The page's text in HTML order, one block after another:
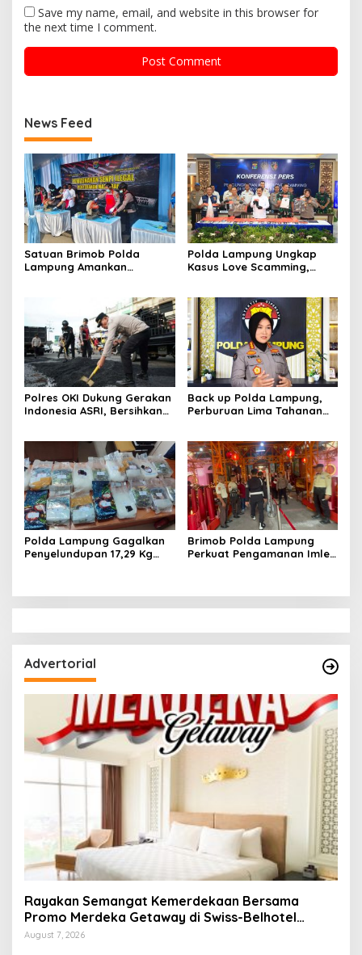
Save my name, email, and website in this browser for
the next time I comment.
News Feed
Satuan Brimob Polda
Lampung Amankan
Amunisi Serahan
Masyarakat
Polda Lampung Ungkap
Kasus Love Scamming,
Polres OKI Dukung Gerakan
Indonesia ASRI, Bersihkan
Back up Polda Lampung,
Perburuan Lima Tahanan
Pelarian Kian Terkepung
Polda Lampung Gagalkan
Penyelundupan 17,29 Kg
Brimob Polda Lampung
Perkuat Pengamanan Imlek
Advertorial
Rayakan Semangat Kemerdekaan Bersama
Promo Merdeka Getaway di Swiss-Belhotel
Lampung
August 7, 2026